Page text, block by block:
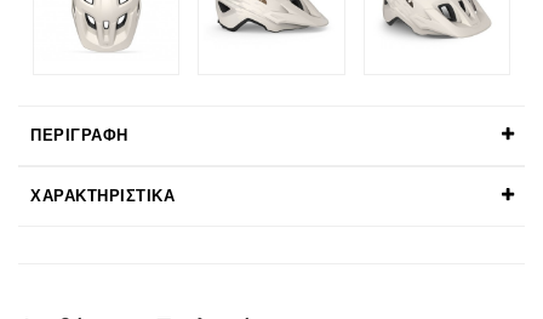
ΠΕΡΙΓΡΑΦΉ
ΧΑΡΑΚΤΗΡΙΣΤΙΚΆ